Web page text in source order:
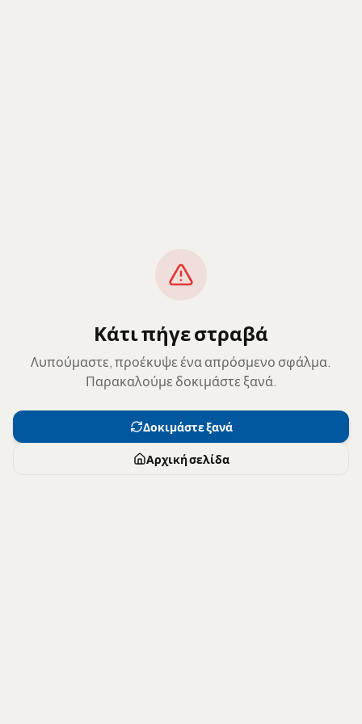
Κάτι πήγε στραβά
Λυπούμαστε, προέκυψε ένα απρόσμενο σφάλμα.
Παρακαλούμε δοκιμάστε ξανά.
Δοκιμάστε ξανά
Αρχική σελίδα